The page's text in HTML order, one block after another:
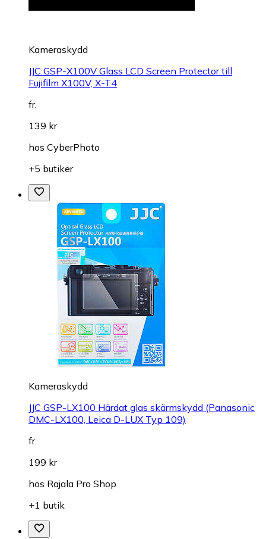
Kameraskydd
JJC GSP-X100V Glass LCD Screen Protector till
Fujifilm X100V, X-T4
fr.
139 kr
hos CyberPhoto
+5 butiker
Kameraskydd
JJC GSP-LX100 Härdat glas skärmskydd (Panasonic
DMC-LX100, Leica D-LUX Typ 109)
fr.
199 kr
hos Rajala Pro Shop
+1 butik